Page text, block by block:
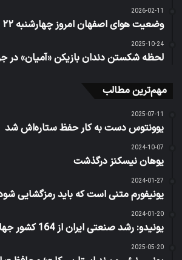
2026-02-11
وضعیت هوای اصفهان امروز چهارشنبه ۲۲ بهمن
2025-10-24
لحظه شکستن دندان بازیکن «آمیان» در
مهم‌ترین مطالب
2025-07-11
یوونتوس دست به کار حفظ ستاره‌اش شد
2024-10-07
یوهان نیسکنز درگذشت
2024-01-27
یونیفورم متنی است که باید رمزگشایی
2024-01-20
یونیدو: رشد صنعتی ایران از 164 کشور جهان بیشتر شد
2025-05-20